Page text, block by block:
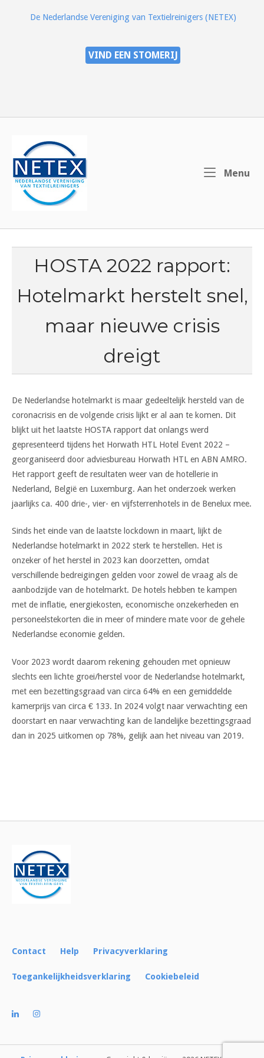
De Nederlandse Vereniging van Textielreinigers (NETEX)
VIND EEN STOMERIJ
Menu
HOSTA 2022 rapport:
Hotelmarkt herstelt snel,
maar nieuwe crisis
dreigt
De Nederlandse hotelmarkt is maar gedeeltelijk hersteld van de
coronacrisis en de volgende crisis lijkt er al aan te komen. Dit
blijkt uit het laatste HOSTA rapport dat onlangs werd
gepresenteerd tijdens het Horwath HTL Hotel Event 2022 –
georganiseerd door adviesbureau Horwath HTL en ABN AMRO.
Het rapport geeft de resultaten weer van de hotellerie in
Nederland, België en Luxemburg. Aan het onderzoek werken
jaarlijks ca. 400 drie-, vier- en vijfsterrenhotels in de Benelux mee.
Sinds het einde van de laatste lockdown in maart, lijkt de
Nederlandse hotelmarkt in 2022 sterk te herstellen. Het is
onzeker of het herstel in 2023 kan doorzetten, omdat
verschillende bedreigingen gelden voor zowel de vraag als de
aanbodzijde van de hotelmarkt. De hotels hebben te kampen
met de inflatie, energiekosten, economische onzekerheden en
personeelstekorten die in meer of mindere mate voor de gehele
Nederlandse economie gelden.
Voor 2023 wordt daarom rekening gehouden met opnieuw
slechts een lichte groei/herstel voor de Nederlandse hotelmarkt,
met een bezettingsgraad van circa 64% en een gemiddelde
kamerprijs van circa € 133. In 2024 volgt naar verwachting een
doorstart en naar verwachting kan de landelijke bezettingsgraad
dan in 2025 uitkomen op 78%, gelijk aan het niveau van 2019.
navigatie
Contact Help Privacyverklaring
Toegankelijkheidsverklaring Cookiebeleid